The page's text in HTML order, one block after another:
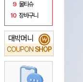
9 물티슈
10 장바구니
대박머니
COUPON SHOP
₩